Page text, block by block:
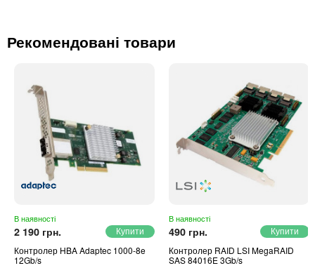
Рекомендовані товари
В наявності
2 190 грн.
Контролер HBA Adaptec 1000-8e
12Gb/s
В наявності
490 грн.
Контролер RAID LSI MegaRAID
SAS 84016E 3Gb/s